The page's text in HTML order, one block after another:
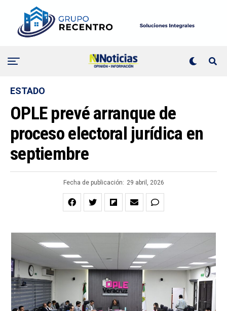
ESTADO
OPLE prevé arranque de
proceso electoral jurídica en
septiembre
Fecha de publicación: 29 abril, 2026